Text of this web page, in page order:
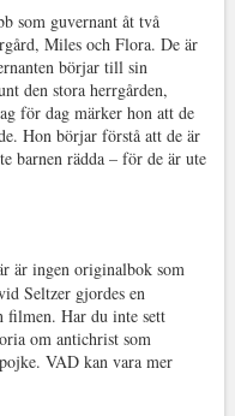
som guvernant åt två
Miles och Flora. De är
börjar till sin
den stora herrgården,
för dag märker hon att de
Hon börjar förstå att de är
barnen rädda – för de är ute
är ingen originalbok som
Seltzer gjordes en
filmen. Har du inte sett
om antichrist som
VAD kan vara mer